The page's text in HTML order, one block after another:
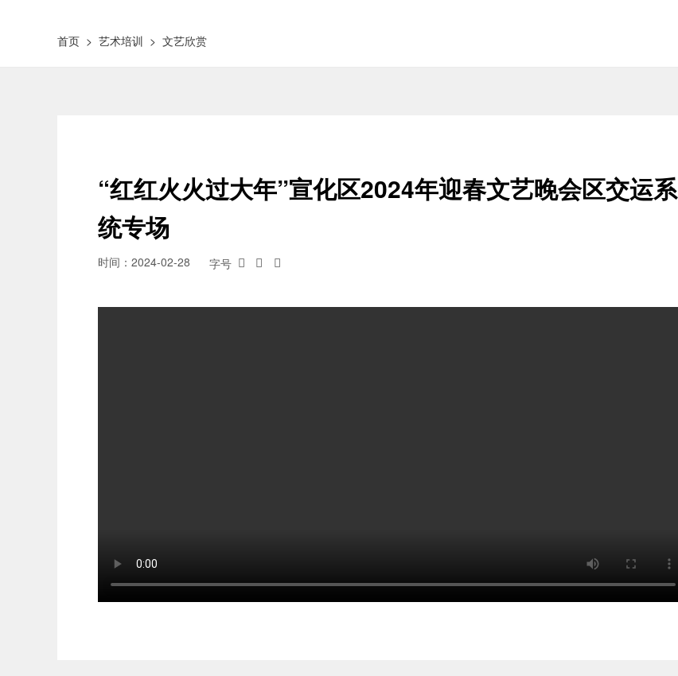
首页 > 艺术培训 > 文艺欣赏
“红红火火过大年”宣化区2024年迎春文艺晚会区交运系
统专场
时间：2024-02-28 字号   